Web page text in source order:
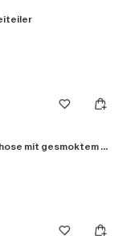
Blau-Weiß geblümte Strandhose mit gesmoktem Bund